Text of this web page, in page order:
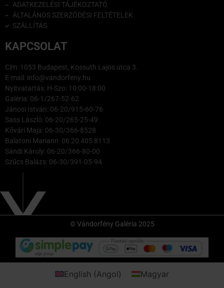
ADATKEZELÉSI TÁJÉKOZTATÓ
ÁLTALÁNOS SZERZŐDÉSI FELTÉTELEK
SZÁLLÍTÁS
KAPCSOLAT
Cím: 1053 Budapest, Kossuth Lajos utca 3.
E-mail: info@vandorfeny.hu
Nyitvatartás: H-Szo: 10:00-18:00
Galéria: 06-1/267-52-62
Jánosi István: 06-20/915-60-76
Sass László: 06-20/265-25-49
Kővári Maja: 06-30/366-8528
Balatoni Mariann: 06 20 405 8113
Sándi Károly: 06-20/366-80-00
Szűcs Balázs: 06-30/391-05-94
© Vándorfény Galéria 2025
English (Angol) Magyar